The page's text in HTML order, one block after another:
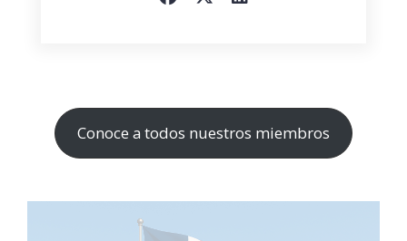
Conoce a todos nuestros miembros